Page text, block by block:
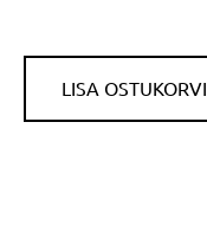
LISA OSTUKORVI